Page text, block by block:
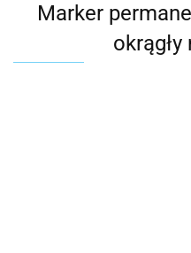
Marker